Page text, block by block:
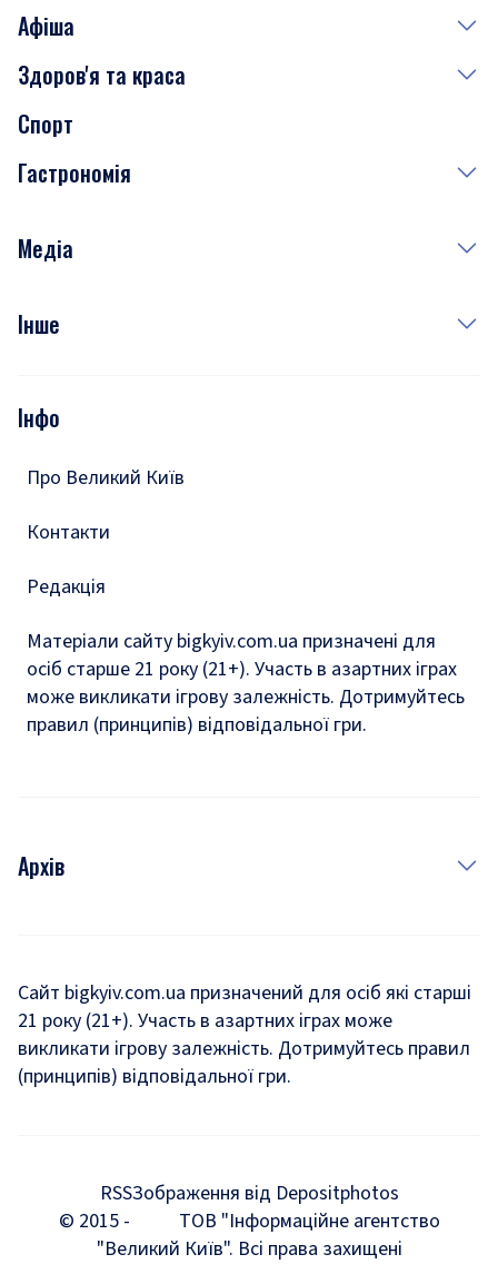
Афіша
Сьогодні
Завтра
Субота
Здоров'я та краса
Медицина
Краса
Спорт
Гастрономія
Рецепти
Медіа
Фото
Подкасти
Інше
Тести
Інфо
Про Великий Київ
Контакти
Редакція
Матеріали сайту bigkyiv.com.ua призначені для
осіб старше 21 року (21+). Участь в азартних іграх
може викликати ігрову залежність. Дотримуйтесь
правил (принципів) відповідальної гри.
Архів
Комуналка
Хроніки війни
Мегаполіс
Київщина
Сайт bigkyiv.com.ua призначений для осіб які старші
21 року (21+). Участь в азартних іграх може
викликати ігрову залежність. Дотримуйтесь правил
(принципів) відповідальної гри.
RSSЗображення від Depositphotos
© 2015 -
ТОВ "Інформаційне агентство
"Великий Київ". Всі права захищені